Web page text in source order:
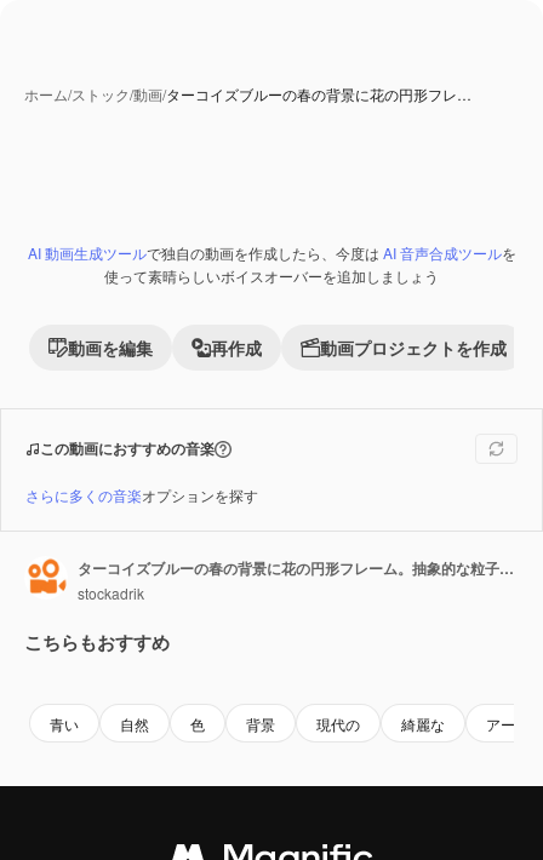
ホーム/ストック/動画/ターコイズブルーの春の背景に花の円形フレ…
PremiumAI 生成コンテンツ
AI 動画生成ツールで独自の動画を作成したら、今度は AI 音声合成ツールを
使って素晴らしいボイスオーバーを追加しましょう
動画を編集 再作成 動画プロジェクトを作成
この動画におすすめの音楽
さらに多くの音楽オプションを探す
ターコイズブルーの春の背景に花の円形フレーム。抽象的な粒子と小さな舞い飛ぶ花。ループするホリデーアニメーション
stockadrik
こちらもおすすめ
青い 自然 色 背景 現代の 綺麗な アート